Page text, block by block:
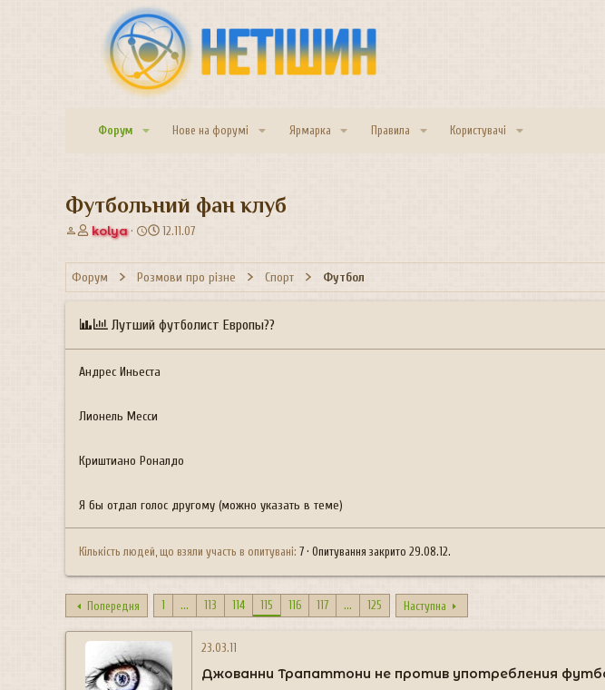
Форум Нове на форумі Ярмарка Правила Користувачі
Футбольний фан клуб
А
т
о
р
е
kolya
Д
т
а
с
в
12.11.07
Форум Розмови про різне Спорт Футбол
Лутший футболист Европы??
Андрес Иньеста
Лионель Месси
Криштиано Роналдо
Я бы отдал голос другому (можно указать в теме)
Кількість людей, що взяли участь в опитувані 7 Опитування закрито 29.08.12.
Попередня 1 ... 113 114 115 116 117 ... 125 Наступна
23.03.11
Джованни Трапаттони не против употребления